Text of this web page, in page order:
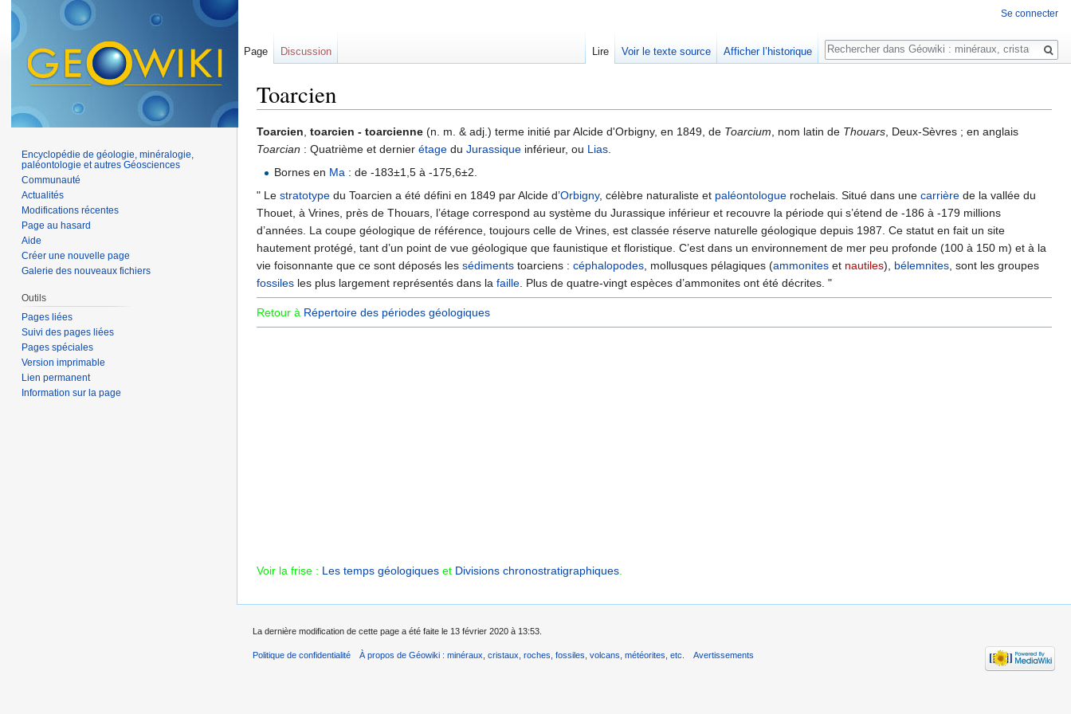
Toarcien
Toarcien, toarcien - toarcienne (n. m. & adj.) terme initié par Alcide d'Orbigny, en 1849, de Toarcium, nom latin de Thouars, Deux-Sèvres ; en anglais
Toarcian : Quatrième et dernier étage du Jurassique inférieur, ou Lias.
Bornes en Ma : de -183±1,5 à -175,6±2.
" Le stratotype du Toarcien a été défini en 1849 par Alcide d’Orbigny, célèbre naturaliste et paléontologue rochelais. Situé dans une carrière de la vallée du
Thouet, à Vrines, près de Thouars, l’étage correspond au système du Jurassique inférieur et recouvre la période qui s’étend de -186 à -179 millions
d’années. La coupe géologique de référence, toujours celle de Vrines, est classée réserve naturelle géologique depuis 1987. Ce statut en fait un site
hautement protégé, tant d’un point de vue géologique que faunistique et floristique. C’est dans un environnement de mer peu profonde (100 à 150 m) et à la
vie foisonnante que ce sont déposés les sédiments toarciens : céphalopodes, mollusques pélagiques (ammonites et nautiles), bélemnites, sont les groupes
fossiles les plus largement représentés dans la faille. Plus de quatre-vingt espèces d’ammonites ont été décrites. "
Retour à Répertoire des périodes géologiques
Voir la frise : Les temps géologiques et Divisions chronostratigraphiques‎.
Se connecter
Page Discussion Lire Voir le texte source Afficher l’historique
Rechercher
Encyclopédie de géologie, minéralogie,
paléontologie et autres Géosciences
Communauté
Actualités
Modifications récentes
Page au hasard
Aide
Créer une nouvelle page
Galerie des nouveaux fichiers
Outils
Pages liées
Suivi des pages liées
Pages spéciales
Version imprimable
Lien permanent
Information sur la page
La dernière modification de cette page a été faite le 13 février 2020 à 13:53.
Politique de confidentialité À propos de Géowiki : minéraux, cristaux, roches, fossiles, volcans, météorites, etc. Avertissements